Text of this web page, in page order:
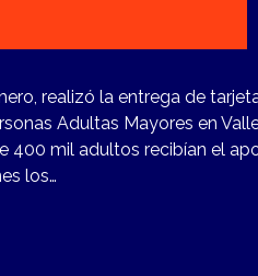
realizó la entrega de
Adultas Mayores en
400 mil adultos recibían el
los…